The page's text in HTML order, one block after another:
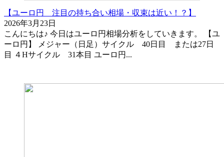
【ユーロ円 注目の持ち合い相場・収束は近い！？】
2026年3月23日
こんにちは♪ 今日はユーロ円相場分析をしていきます。 【ユ
ーロ円】 メジャー（日足）サイクル 40日目 または27日
目 ４Hサイクル 31本目 ユーロ円...